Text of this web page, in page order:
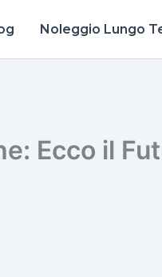
Noleggio Lungo
Ecco il